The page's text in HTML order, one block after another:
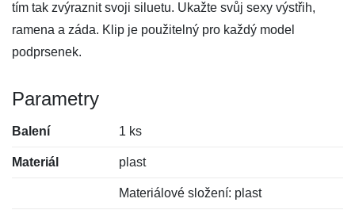
tím tak zvýraznit svoji siluetu. Ukažte svůj sexy výstřih,
ramena a záda. Klip je použitelný pro každý model
podprsenek.
Parametry
Balení 1 ks
Materiál plast
Materiálové složení: plast